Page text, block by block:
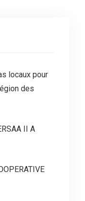
locaux pour
des
II A